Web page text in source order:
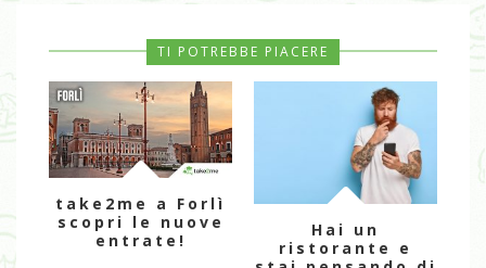
TI POTREBBE PIACERE
take2me a Forlì
scopri le nuove
entrate!
Hai un
ristorante e